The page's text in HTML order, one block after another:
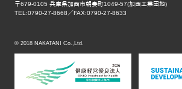
〒679-0105 兵庫県加西市朝妻町1049-57(加西工業団地)
TEL:0790-27-8668／FAX:0790-27-8633
© 2018 NAKATANI Co.,Ltd.